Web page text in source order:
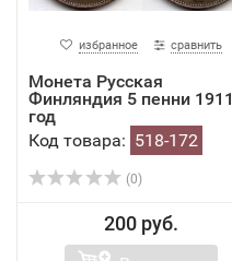
избранное сравнить
Монета Русская
Финляндия 5 пенни 1911
год
Код товара: 518-172
(0)
200 руб.